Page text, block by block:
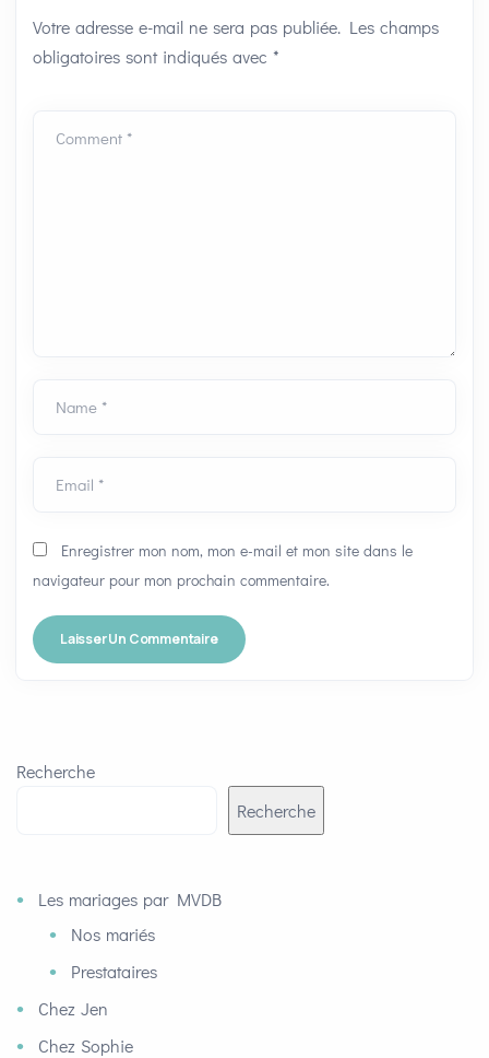
Votre adresse e-mail ne sera pas publiée. Les champs
obligatoires sont indiqués avec *
Comment *
Name *
Email *
Enregistrer mon nom, mon e-mail et mon site dans le
navigateur pour mon prochain commentaire.
Recherche
Recherche
Les mariages par MVDB
Nos mariés
Prestataires
Chez Jen
Chez Sophie